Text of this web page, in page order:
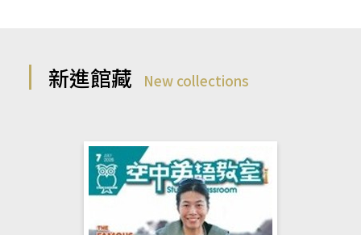
新進館藏 New collections